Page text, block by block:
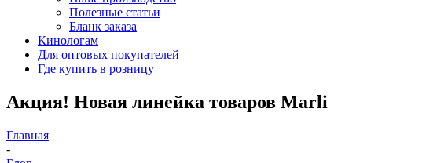
Полезные статьи
Бланк заказа
Кинологам
Для оптовых покупателей
Где купить в розницу
Акция! Новая линейка товаров Marli
Главная
-